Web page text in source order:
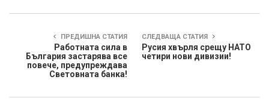
ПРЕДИШНА СТАТИЯ
Работната сила в
България застарява все
повече, предупреждава
Световната банка!
СЛЕДВАЩА СТАТИЯ
Русия хвърля срещу НАТО
четири нови дивизии!